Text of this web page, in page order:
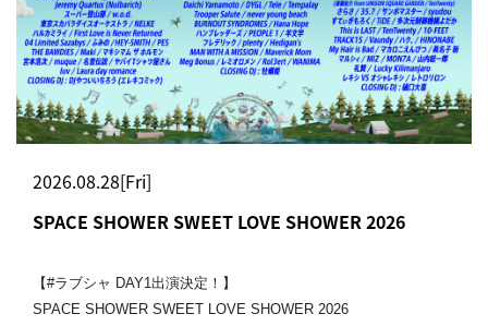
2026.08.28[Fri]
SPACE SHOWER SWEET LOVE SHOWER 2026
【#ラブシャ DAY1出演決定！】
SPACE SHOWER SWEET LOVE SHOWER 2026